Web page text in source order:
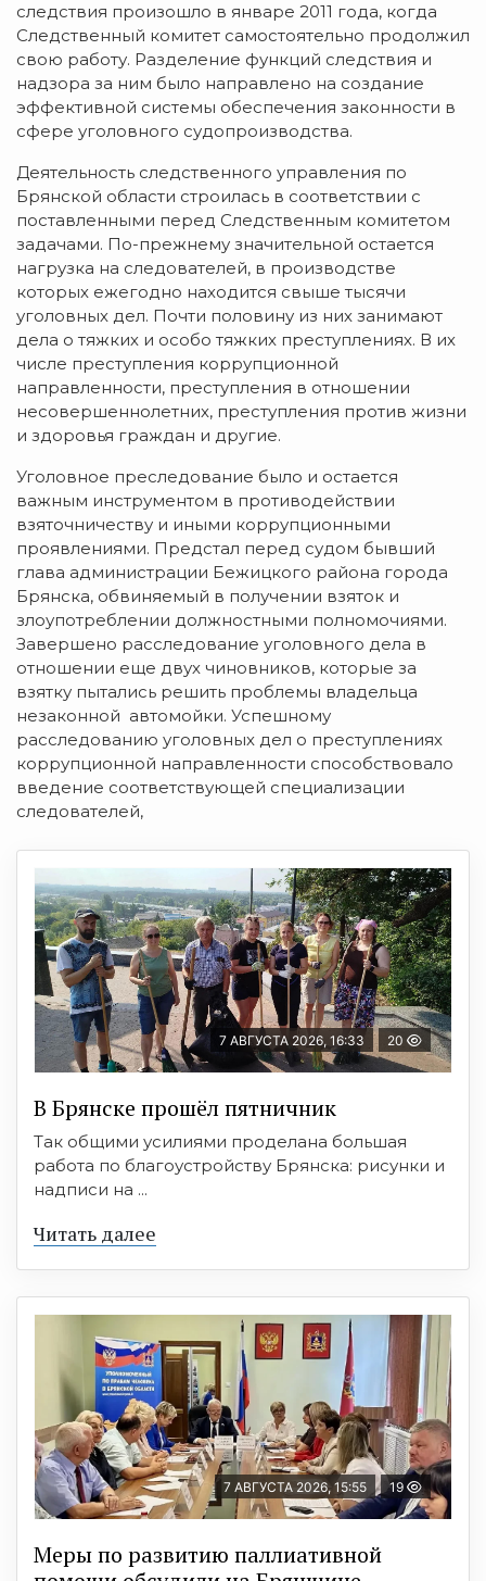
следствия произошло в январе 2011 года, когда
Следственный комитет самостоятельно продолжил
свою работу. Разделение функций следствия и
надзора за ним было направлено на создание
эффективной системы обеспечения законности в
сфере уголовного судопроизводства.
Деятельность следственного управления по
Брянской области строилась в соответствии с
поставленными перед Следственным комитетом
задачами. По-прежнему значительной остается
нагрузка на следователей, в производстве
которых ежегодно находится свыше тысячи
уголовных дел. Почти половину из них занимают
дела о тяжких и особо тяжких преступлениях. В их
числе преступления коррупционной
направленности, преступления в отношении
несовершеннолетних, преступления против жизни
и здоровья граждан и другие.
Уголовное преследование было и остается
важным инструментом в противодействии
взяточничеству и иными коррупционными
проявлениями. Предстал перед судом бывший
глава администрации Бежицкого района города
Брянска, обвиняемый в получении взяток и
злоупотреблении должностными полномочиями.
Завершено расследование уголовного дела в
отношении еще двух чиновников, которые за
взятку пытались решить проблемы владельца
незаконной автомойки. Успешному
расследованию уголовных дел о преступлениях
коррупционной направленности способствовало
введение соответствующей специализации
следователей,
7 АВГУСТА 2026, 16:33 20
В Брянске прошёл пятничник
Так общими усилиями проделана большая
работа по благоустройству Брянска: рисунки и
надписи на ...
Читать далее
7 АВГУСТА 2026, 15:55 19
Меры по развитию паллиативной